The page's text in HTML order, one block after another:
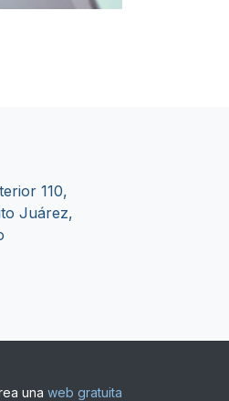
110,
Juárez,
una web gratuita